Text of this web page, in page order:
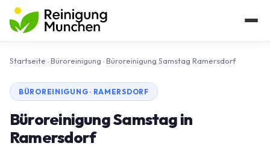
Startseite ›Büroreinigung ›Büroreinigung Samstag Ramersdorf
BÜROREINIGUNG · RAMERSDORF
Büroreinigung Samstag in
Ramersdorf